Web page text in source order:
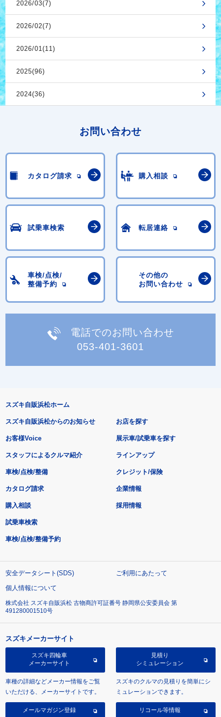
2026/03(7)
2026/02(7)
2026/01(11)
2025(96)
2024(36)
お問い合わせ
カタログ請求 購入相談
試乗車検索 転居連絡
車検/点検/
整備予約
その他の
お問い合わせ
電話でのお問い合わせ
053-401-3601
スズキ自販浜松ホーム
スズキ自販浜松からのお知らせ
お客様Voice
スタッフによるクルマ紹介
お店を探す
展示車/試乗車を探す
ラインアップ
車検/点検/整備 クレジット/保険
カタログ請求
購入相談
試乗車検索
車検/点検/整備予約
企業情報
採用情報
安全データシート(SDS)
ご利用にあたって
個人情報について
株式会社 スズキ自販浜松 古物商許可証番号 静岡県公安委員会 第
491280001510号
スズキメーカーサイト
スズキ四輪車
メーカーサイト
車種の詳細などメーカー情報をご覧
いただける、メーカーサイトです。
見積り
シミュレーション
スズキのクルマの見積りを簡単にシ
ミュレーションできます。
メールマガジン登録 リコール等情報